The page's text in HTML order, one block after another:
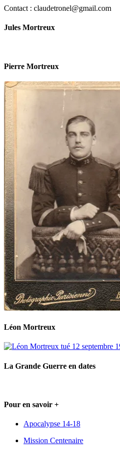
Contact : claudetronel@gmail.com
Jules Mortreux
Pierre Mortreux
Léon Mortreux
La Grande Guerre en dates
Pour en savoir +
Apocalypse 14-18
Mission Centenaire